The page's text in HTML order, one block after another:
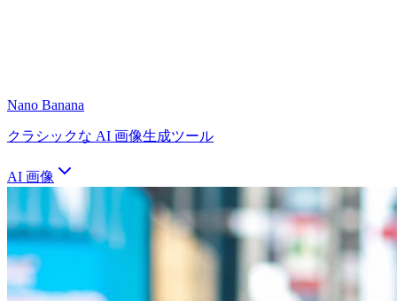
Nano Banana
クラシックな AI 画像生成ツール
AI 画像